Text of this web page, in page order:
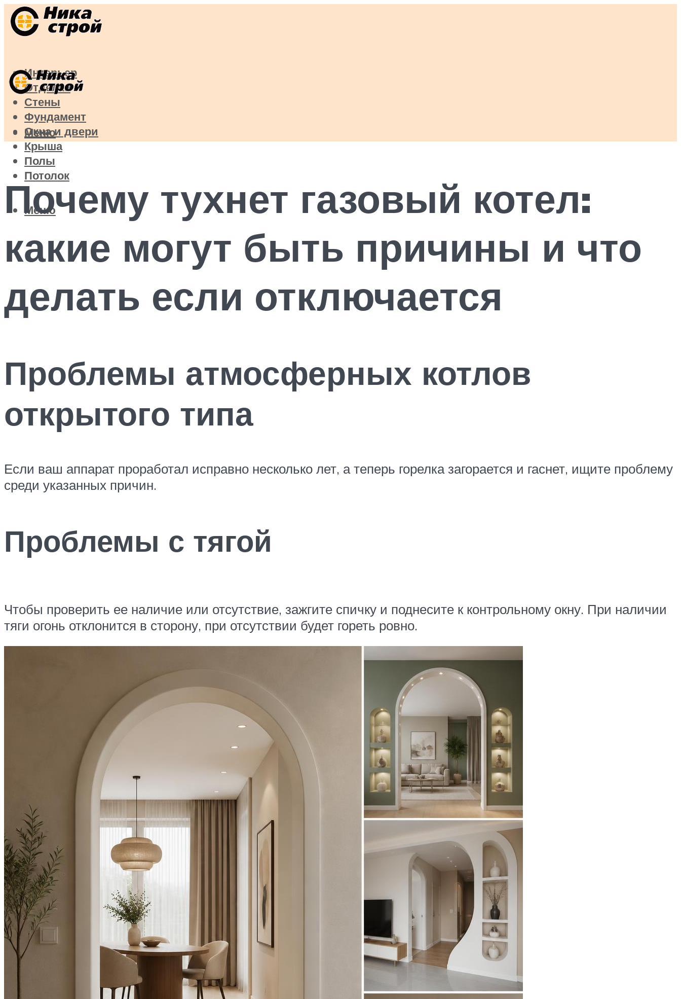
Интерьер
Отделка
Стены
Фундамент
Окна и двери
Крыша
Полы
Потолок
Меню
Меню
Почему тухнет газовый котел:
какие могут быть причины и что
делать если отключается
Проблемы атмосферных котлов
открытого типа
Если ваш аппарат проработал исправно несколько лет, а теперь горелка загорается и гаснет, ищите проблему
среди указанных причин.
Проблемы с тягой
Чтобы проверить ее наличие или отсутствие, зажгите спичку и поднесите к контрольному окну. При наличии
тяги огонь отклонится в сторону, при отсутствии будет гореть ровно.